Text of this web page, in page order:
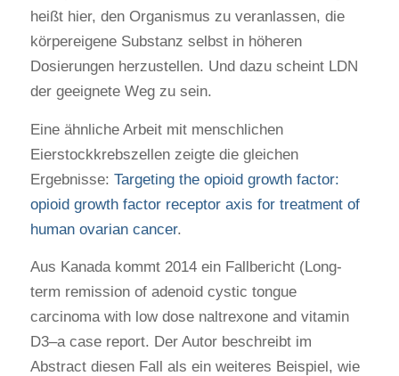
heißt hier, den Organismus zu veranlassen, die
körpereigene Substanz selbst in höheren
Dosierungen herzustellen. Und dazu scheint LDN
der geeignete Weg zu sein.
Eine ähnliche Arbeit mit menschlichen
Eierstockkrebszellen zeigte die gleichen
Ergebnisse: Targeting the opioid growth factor:
opioid growth factor receptor axis for treatment of
human ovarian cancer.
Aus Kanada kommt 2014 ein Fallbericht (Long-
term remission of adenoid cystic tongue
carcinoma with low dose naltrexone and vitamin
D3–a case report. Der Autor beschreibt im
Abstract diesen Fall als ein weiteres Beispiel, wie